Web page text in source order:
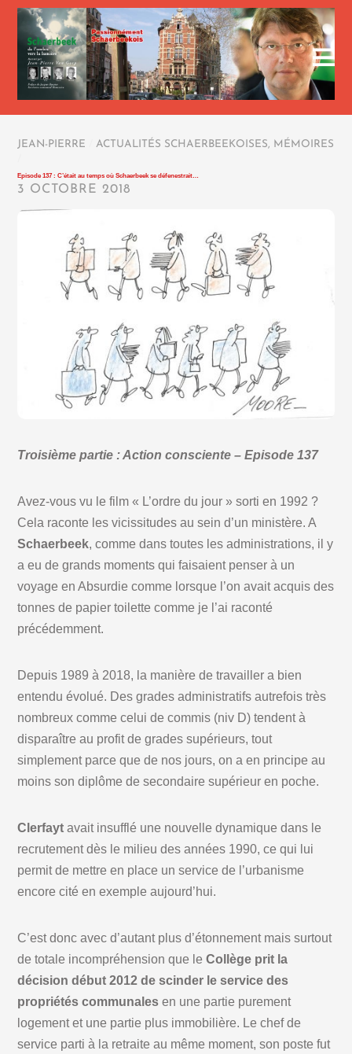
JEAN-PIERRE ACTUALITÉS SCHAERBEEKOISES, MÉMOIRES
Episode 137 : C’était au temps où Schaerbeek se défenestrait…
3 OCTOBRE 2018
Troisième partie : Action consciente – Episode 137
Avez-vous vu le film « L’ordre du jour » sorti en 1992 ?
Cela raconte les vicissitudes au sein d’un ministère. A
Schaerbeek, comme dans toutes les administrations, il y
a eu de grands moments qui faisaient penser à un
voyage en Absurdie comme lorsque l’on avait acquis des
tonnes de papier toilette comme je l’ai raconté
précédemment.
Depuis 1989 à 2018, la manière de travailler a bien
entendu évolué. Des grades administratifs autrefois très
nombreux comme celui de commis (niv D) tendent à
disparaître au profit de grades supérieurs, tout
simplement parce que de nos jours, on a en principe au
moins son diplôme de secondaire supérieur en poche.
Clerfayt avait insufflé une nouvelle dynamique dans le
recrutement dès le milieu des années 1990, ce qui lui
permit de mettre en place un service de l’urbanisme
encore cité en exemple aujourd’hui.
C’est donc avec d’autant plus d’étonnement mais surtout
de totale incompréhension que leCollège prit la
décision début 2012 de scinder le service des
propriétés communales en une partie purement
logement et une partie plus immobilière. Le chef de
service parti à la retraite au même moment, son poste fut